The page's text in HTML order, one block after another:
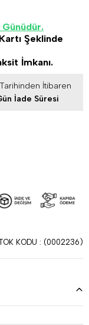
Şeklinde
İmkanı.
İtibaren
İade Süresi
KODU (0002236)